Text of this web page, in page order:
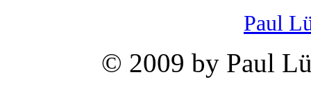
Paul
© 2009 by Paul